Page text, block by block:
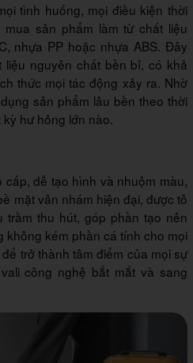
tình huống, mọi điều kiện thời
sản phẩm làm từ chất liệu
nhựa PP hoặc nhựa ABS. Đây
nguyên chất bền bỉ, có khả
thức mọi tác động xảy ra. Nhờ
sản phẩm lâu bền theo thời
hư hỏng lớn nào.
cấp, dễ tạo hình và nhuộm màu,
mặt vân nhám hiện đại, được tô
trầm thu hút, góp phần tạo nên
không kém phần cá tính cho mọi
trở thành tâm điểm của mọi sự
công nghệ bắt mắt và sang